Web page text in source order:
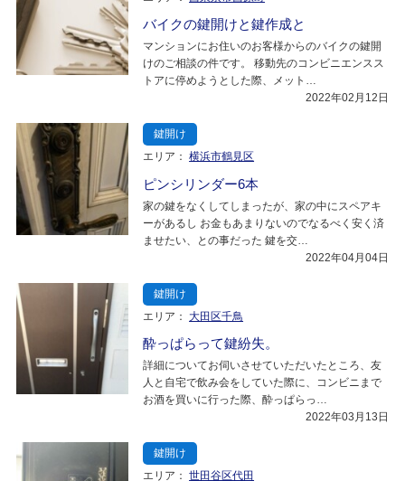
バイクの鍵開けと鍵作成と
マンションにお住いのお客様からのバイクの鍵開
けのご相談の件です。 移動先のコンビニエンスス
トアに停めようとした際、メット…
2022年02月12日
鍵開け
エリア： 横浜市鶴見区
ピンシリンダー6本
家の鍵をなくしてしまったが、家の中にスペアキ
ーがあるし お金もあまりないのでなるべく安く済
ませたい、との事だった 鍵を交…
2022年04月04日
鍵開け
エリア： 大田区千鳥
酔っぱらって鍵紛失。
詳細についてお伺いさせていただいたところ、友
人と自宅で飲み会をしていた際に、コンビニまで
お酒を買いに行った際、酔っぱらっ…
2022年03月13日
鍵開け
エリア： 世田谷区代田